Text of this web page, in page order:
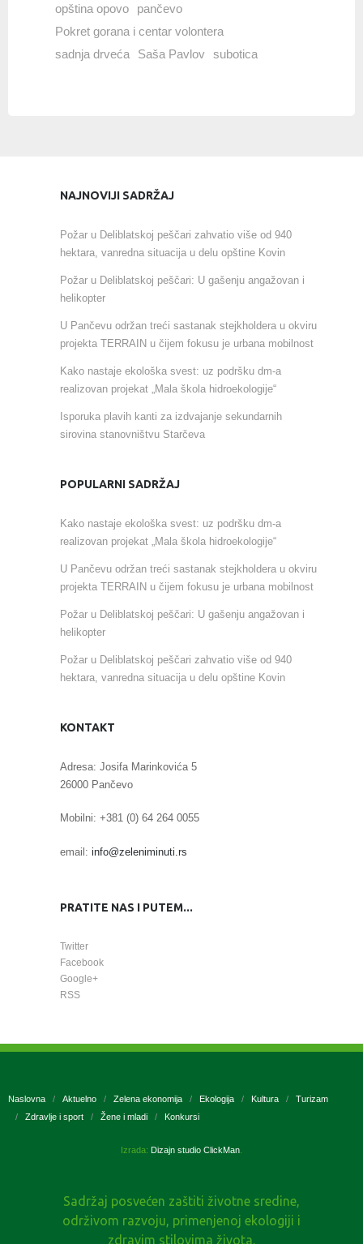
opština opovo
pančevo
Pokret gorana i centar volontera
sadnja drveća
Saša Pavlov subotica
NAJNOVIJI SADRŽAJ
Požar u Deliblatskoj peščari zahvatio više od 940
hektara, vanredna situacija u delu opštine Kovin
Požar u Deliblatskoj peščari: U gašenju angažovan i
helikopter
U Pančevu održan treći sastanak stejkholdera u okviru
projekta TERRAIN u čijem fokusu je urbana mobilnost
Kako nastaje ekološka svest: uz podršku dm-a
realizovan projekat „Mala škola hidroekologije“
Isporuka plavih kanti za izdvajanje sekundarnih
sirovina stanovništvu Starčeva
POPULARNI SADRŽAJ
Kako nastaje ekološka svest: uz podršku dm-a
realizovan projekat „Mala škola hidroekologije“
U Pančevu održan treći sastanak stejkholdera u okviru
projekta TERRAIN u čijem fokusu je urbana mobilnost
Požar u Deliblatskoj peščari: U gašenju angažovan i
helikopter
Požar u Deliblatskoj peščari zahvatio više od 940
hektara, vanredna situacija u delu opštine Kovin
KONTAKT
Adresa: Josifa Marinkovića 5
26000 Pančevo
Mobilni: +381 (0) 64 264 0055
email: info@zeleniminuti.rs
PRATITE NAS I PUTEM...
Twitter
Facebook
Google+
RSS
Naslovna Aktuelno Zelena ekonomija Ekologija Kultura
Turizam
Zdravlje i sport
Žene i mladi Konkursi
Izrada: Dizajn studio ClickMan
Sadržaj posvećen zaštiti životne sredine,
održivom razvoju, primenjenoj ekologiji i
zdravim stilovima života.